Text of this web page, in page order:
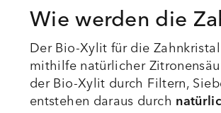
Wie werden die
Der Bio-Xylit für die
mithilfe natürlicher
der Bio-Xylit durch Filtern,
entstehen daraus durch